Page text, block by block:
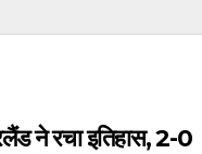
ने रचा इतिहास, 2-0